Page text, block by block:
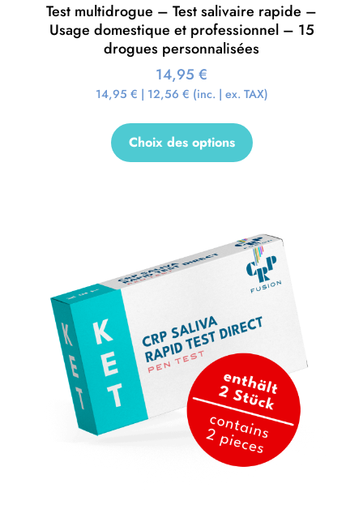
Test multidrogue – Test salivaire rapide –
Usage domestique et professionnel – 15
drogues personnalisées
14,95 €
14,95 € | 12,56 € (inc. | ex. TAX)
Choix des options